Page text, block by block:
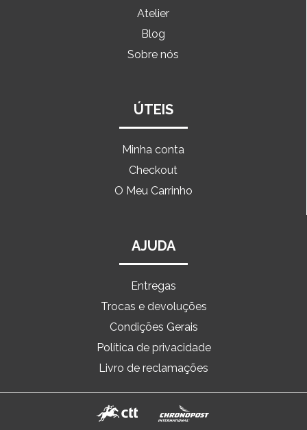
Atelier
Blog
Sobre nós
ÚTEIS
Minha conta
Checkout
O Meu Carrinho
AJUDA
Entregas
Trocas e devoluções
Condições Gerais
Política de privacidade
Livro de reclamações